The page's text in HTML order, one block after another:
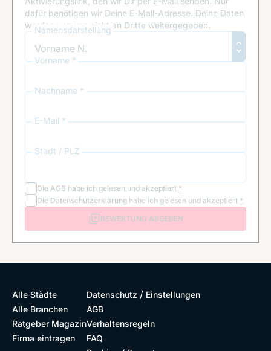
dafür benötigen wir Deine E-Mail-Adresse. Deine Daten
werden von uns nicht an Dritte weitergegeben.
Namensdarstellung
Vorname *
Nachname *
E-Mail *
Stadt / PLZ
Die AGB habe ich gelesen und akzeptiert *
Die Datenschutzerklärung habe ich gelesen und akzeptiert *
BEWERTUNG ABGEBEN
Alle Städte
Alle Branchen
Ratgeber Magazin
Firma eintragen
Datenschutz / Einstellungen
AGB
Verhaltensregeln
FAQ